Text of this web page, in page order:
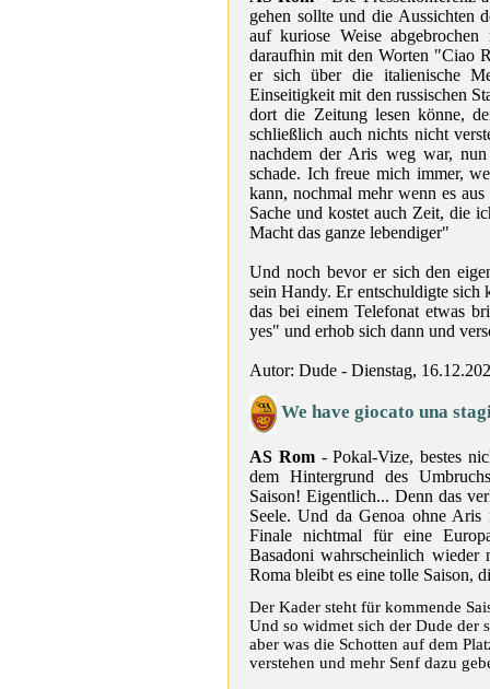
gehen sollte und die Aussichten
auf kuriose Weise
daraufhin mit den Worten "Ciao
er sich über die italienische
Einseitigkeit mit den russischen
dort die Zeitung lesen könne,
schließlich auch nichts nicht
nachdem der Aris weg war,
schade. Ich freue mich immer,
kann, nochmal mehr wenn es
Sache und kostet auch Zeit, die
Macht das ganze lebendiger"
Und noch bevor er sich den
sein Handy. Er entschuldigte sich
das bei einem Telefonat etwas
yes" und erhob sich dann und
Autor: Dude - Dienstag,
We have giocato una
AS Rom- Pokal-Vize, bestes
dem Hintergrund des
Saison! Eigentlich... Denn das
Seele. Und da Genoa ohne
Finale nichtmal für eine
Basadoni wahrscheinlich wieder
Roma bleibt es eine tolle Saison,
Der Kader steht für kommende
Und so widmet sich der Dude der
aber was die Schotten auf dem
verstehen und mehr Senf dazu